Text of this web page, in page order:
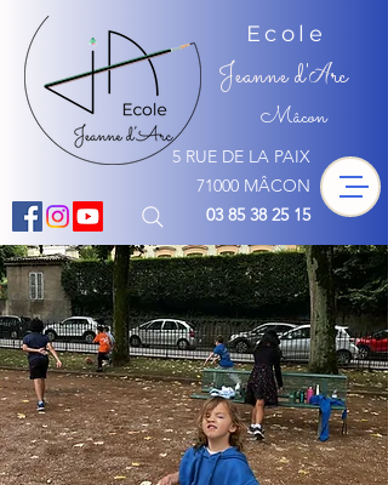
5 RUE DE LA PAIX
71000 MÂCON
03 85 38 25 15
Ecole
Jeanne d'Arc
Mâcon